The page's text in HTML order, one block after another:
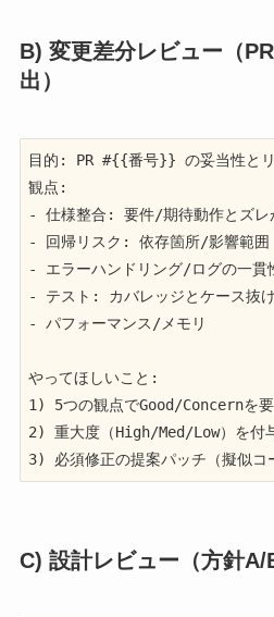
B) 変更差分レビュー（
出）
目的: PR #{{番号}} の妥当性とリ
観点:
- 仕様整合: 要件/期待動作とズレ
- 回帰リスク: 依存箇所/影響範囲
- エラーハンドリング/ログの一貫
- テスト: カバレッジとケース抜け
- パフォーマンス/メモリ
やってほしいこと:
1) 5つの観点でGood/Concernを
2) 重大度（High/Med/Low）を付
3) 必須修正の提案パッチ（擬似コ
C) 設計レビュー（方針A/